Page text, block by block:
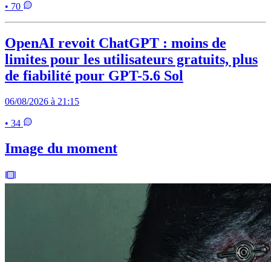
• 70
OpenAI revoit ChatGPT : moins de
limites pour les utilisateurs gratuits, plus
de fiabilité pour GPT-5.6 Sol
06/08/2026 à 21:15
• 34
Image du moment